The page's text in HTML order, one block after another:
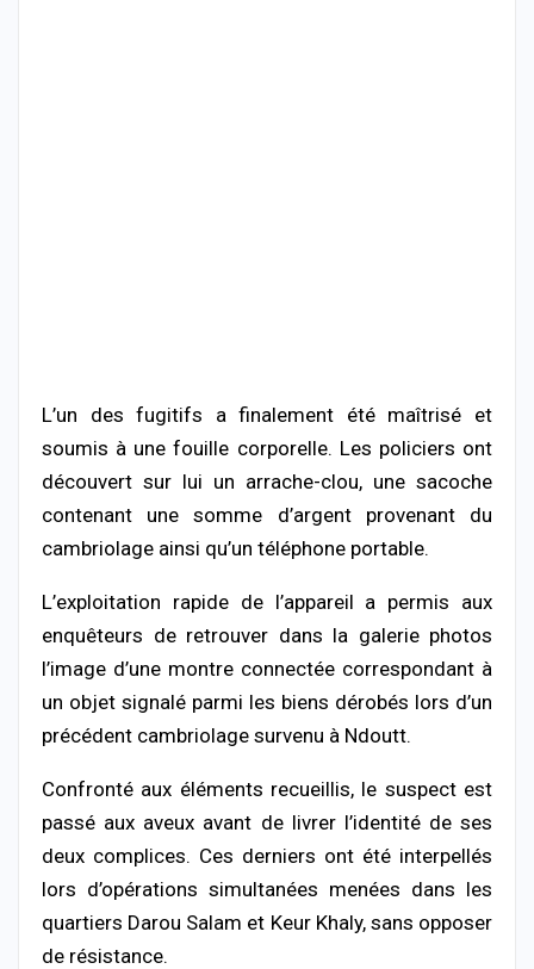
L’un des fugitifs a finalement été maîtrisé et
soumis à une fouille corporelle. Les policiers ont
découvert sur lui un arrache-clou, une sacoche
contenant une somme d’argent provenant du
cambriolage ainsi qu’un téléphone portable.
L’exploitation rapide de l’appareil a permis aux
enquêteurs de retrouver dans la galerie photos
l’image d’une montre connectée correspondant à
un objet signalé parmi les biens dérobés lors d’un
précédent cambriolage survenu à Ndoutt.
Confronté aux éléments recueillis, le suspect est
passé aux aveux avant de livrer l’identité de ses
deux complices. Ces derniers ont été interpellés
lors d’opérations simultanées menées dans les
quartiers Darou Salam et Keur Khaly, sans opposer
de résistance.